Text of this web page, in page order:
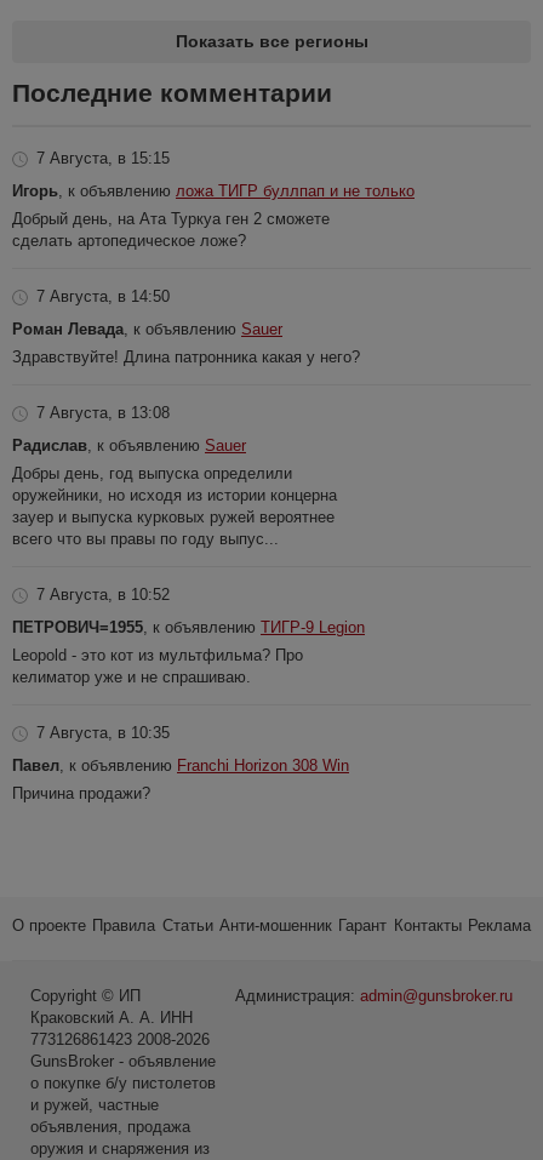
Показать все регионы
Последние комментарии
7 Августа, в 15:15
Игорь , к объявлению ложа ТИГР буллпап и не только
Добрый день, на Ата Туркуа ген 2 сможете
сделать артопедическое ложе?
7 Августа, в 14:50
Роман Левада , к объявлению Sauer
Здравствуйте! Длина патронника какая у него?
7 Августа, в 13:08
Радислав , к объявлению Sauer
Добры день, год выпуска определили
оружейники, но исходя из истории концерна
зауер и выпуска курковых ружей вероятнее
всего что вы правы по году выпус...
7 Августа, в 10:52
ПЕТРОВИЧ=1955 , к объявлению ТИГР-9 Legion
Leopold - это кот из мультфильма? Про
келиматор уже и не спрашиваю.
7 Августа, в 10:35
Павел , к объявлению Franchi Horizon 308 Win
Причина продажи?
О проекте Правила Статьи Анти-мошенник Гарант Контакты Реклама
Администрация: admin@gunsbroker.ru
Copyright © ИП
Краковский А. А. ИНН
773126861423 2008-2026
GunsBroker - объявление
о покупке б/у пистолетов
и ружей, частные
объявления, продажа
оружия и снаряжения из